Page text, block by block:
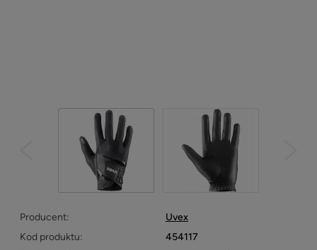
Producent:
Uvex
Kod produktu:
454117